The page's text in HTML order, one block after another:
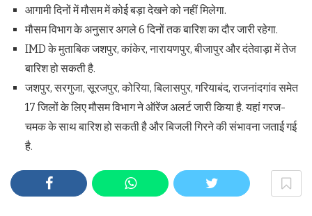
आगामी दिनों में मौसम में कोई बड़ा देखने को नहीं मिलेगा.
मौसम विभाग के अनुसार अगले 6 दिनों तक बारिश का दौर जारी रहेगा.
IMD के मुताबिक जशपुर, कांकेर, नारायणपुर, बीजापुर और दंतेवाड़ा में तेज
बारिश हो सकती है.
जशपुर, सरगुजा, सूरजपुर, कोरिया, बिलासपुर, गरियाबंद, राजनांदगांव समेत
17 जिलों के लिए मौसम विभाग ने ऑरेंज अलर्ट जारी किया है. यहां गरज-
चमक के साथ बारिश हो सकती है और बिजली गिरने की संभावना जताई गई
है.